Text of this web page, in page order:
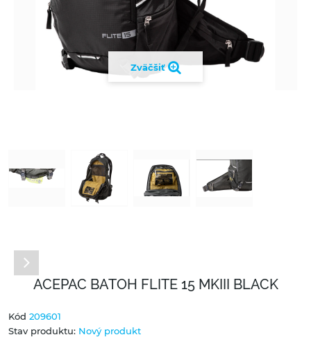
Zväčšiť
ACEPAC BATOH FLITE 15 MKIII BLACK
Kód 209601
Stav produktu: Nový produkt